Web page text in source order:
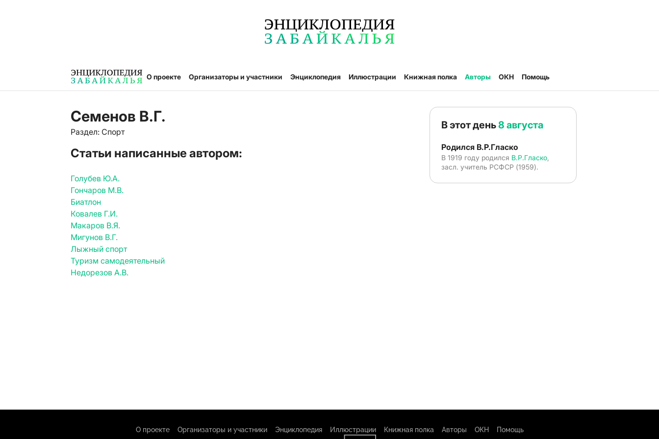
О проекте Организаторы и участники Энциклопедия Иллюстрации Книжная полка Авторы ОКН Помощь
Семенов В.Г.
Раздел: Спорт
Статьи написанные автором:
Голубев Ю.А.
Гончаров М.В.
Биатлон
Ковалев Г.И.
Макаров В.Я.
Мигунов В.Г.
Лыжный спорт
Туризм самодеятельный
Недорезов А.В.
В этот день8 августа
Родился В.Р.Гласко
В 1919 году родился В.Р.Гласко
засл. учитель РСФСР (1959).
О проекте Организаторы и участники Энциклопедия Иллюстрации Книжная полка Авторы ОКН Помощь